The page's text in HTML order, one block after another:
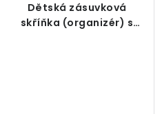
Dětská zásuvková
skříňka (organizér) s